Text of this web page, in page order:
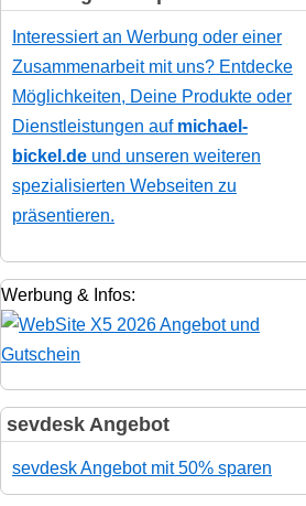
Interessiert an Werbung oder einer
Zusammenarbeit mit uns? Entdecke
Möglichkeiten, Deine Produkte oder
Dienstleistungen auf michael-
bickel.de und unseren weiteren
spezialisierten Webseiten zu
präsentieren.
Werbung & Infos:
sevdesk Angebot
sevdesk Angebot mit 50% sparen